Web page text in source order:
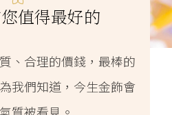
值得最好的
、合理的價錢，最棒的
我們知道，今生金飾會
質被看見。